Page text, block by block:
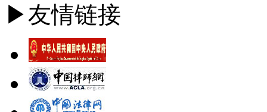
▶友情链接